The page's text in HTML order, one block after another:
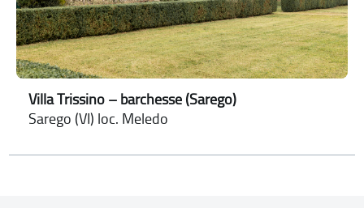
Villa Trissino – barchesse (Sarego)
Sarego (VI) loc. Meledo